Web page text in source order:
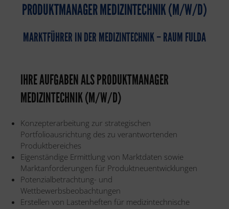
PRODUKTMANAGER MEDIZINTECHNIK (M/W/D)
MARKTFÜHRER IN DER MEDIZINTECHNIK – RAUM FULDA
IHRE AUFGABEN ALS PRODUKTMANAGER
MEDIZINTECHNIK (M/W/D)
Konzepterarbeitung zur strategischen
Portfolioausrichtung des zu verantwortenden
Produktbereiches
Eigenständige Ermittlung von Marktdaten sowie
Marktanforderungen für Produktneuentwicklungen
Potenzialbetrachtung- und
Wettbewerbsbeobachtungen
Erstellen von Lastenheften für medizintechnische